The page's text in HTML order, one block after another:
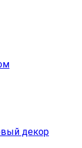
декор